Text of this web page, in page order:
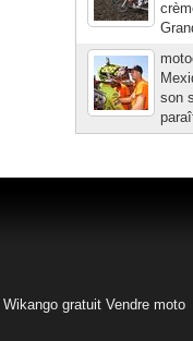
son
Wikango gratuit Vendre moto